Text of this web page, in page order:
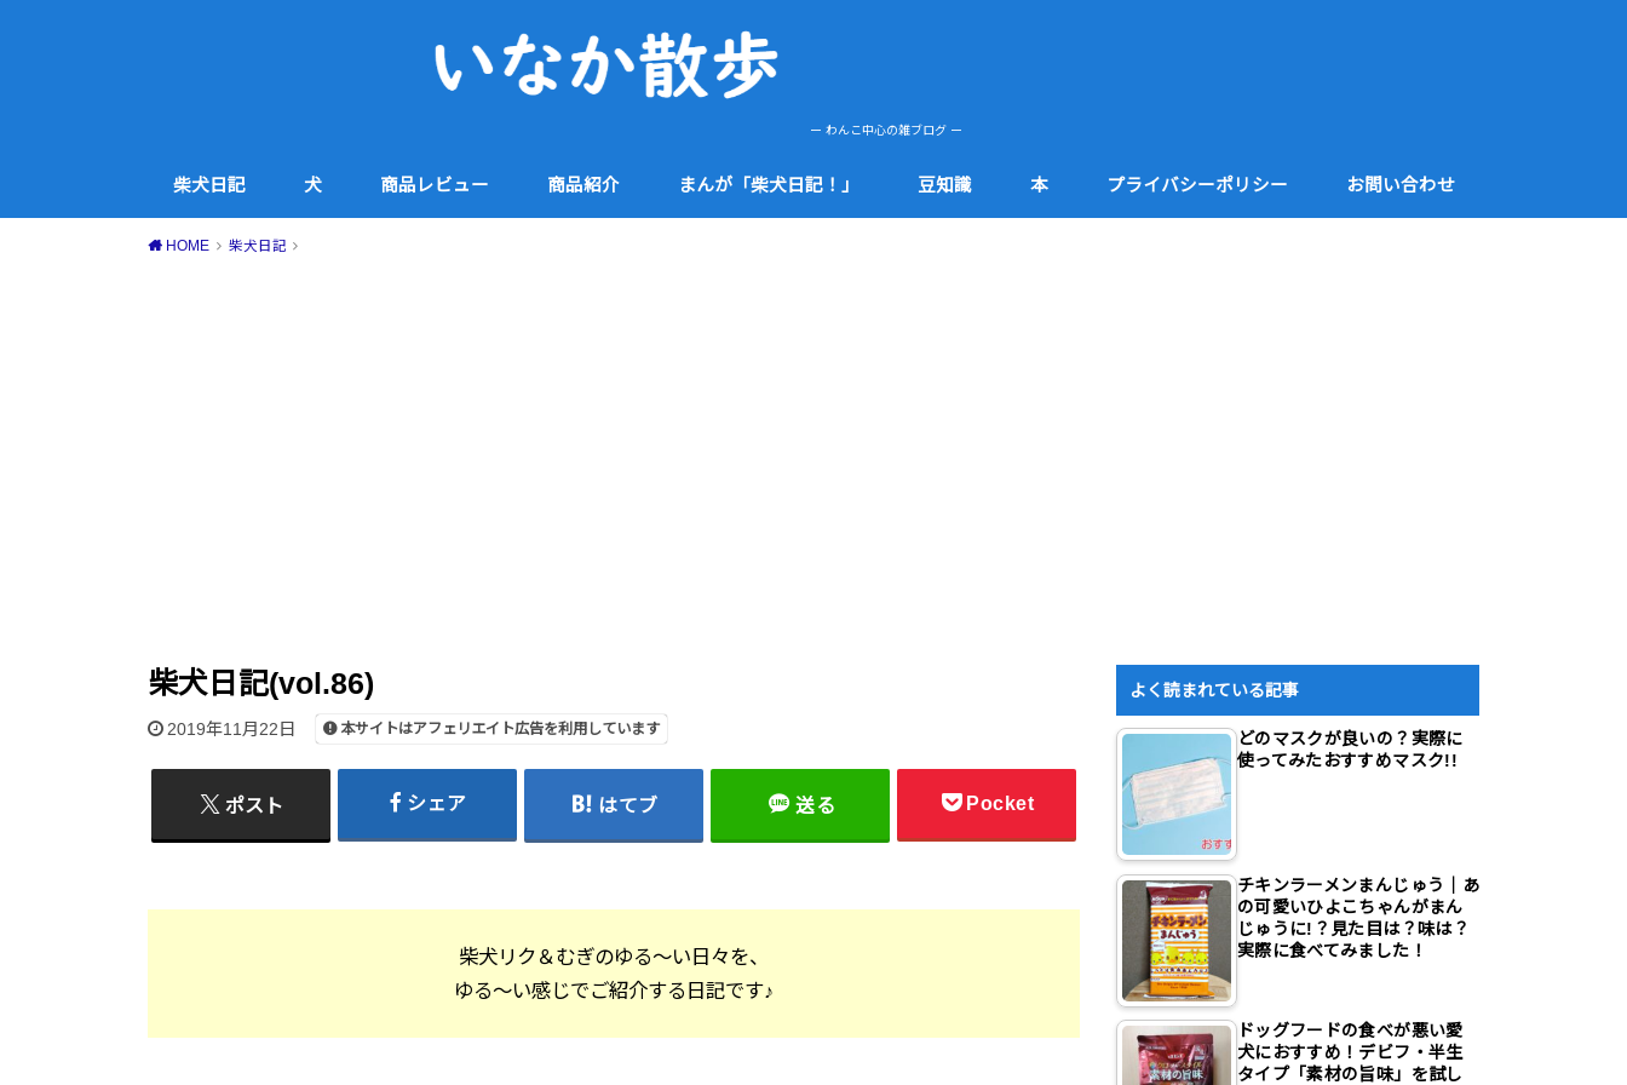
ー わんこ中心の雑ブログ ー
柴犬日記 犬 商品レビュー 商品紹介 まんが「柴犬日記！」 豆知識 本 プライバシーポリシー お問い合わせ
HOME 柴犬日記
柴犬日記(vol.86)
2019年11月22日 本サイトはアフェリエイト広告を利用しています
ポスト シェア はてブ 送る Pocket
柴犬リク＆むぎのゆる～い日々を、
ゆる～い感じでご紹介する日記です♪
よく読まれている記事
どのマスクが良いの？実際に
使ってみたおすすめマスク!!
チキンラーメンまんじゅう｜あ
の可愛いひよこちゃんがまん
じゅうに!？見た目は？味は？
実際に食べてみました！
ドッグフードの食べが悪い愛
犬におすすめ！デビフ・半生
タイプ「素材の旨味」を試し